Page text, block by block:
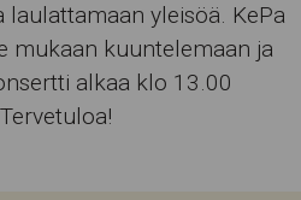
yleisöä. KePa
mukaan kuuntelemaan ja
alkaa klo 13.00